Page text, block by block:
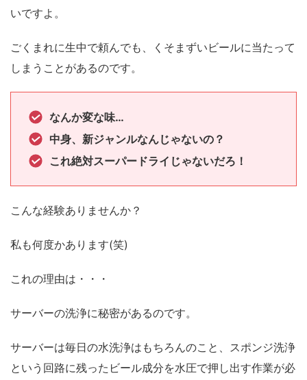
いですよ。
ごくまれに生中で頼んでも、くそまずいビールに当たって
しまうことがあるのです。
なんか変な味…
中身、新ジャンルなんじゃないの？
これ絶対スーパードライじゃないだろ！
こんな経験ありませんか？
私も何度かあります(笑)
これの理由は・・・
サーバーの洗浄に秘密があるのです。
サーバーは毎日の水洗浄はもちろんのこと、スポンジ洗浄
という回路に残ったビール成分を水圧で押し出す作業が必